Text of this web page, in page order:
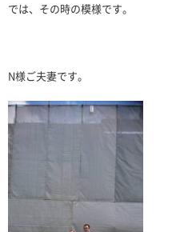
では、その時の模様です。
N様ご夫妻です。